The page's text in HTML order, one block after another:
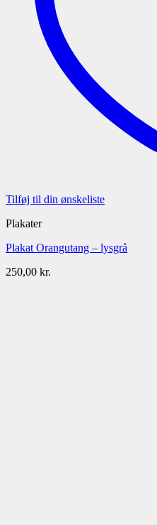
Tilføj til din ønskeliste
Plakater
Plakat Orangutang – lysgrå
250,00 kr.